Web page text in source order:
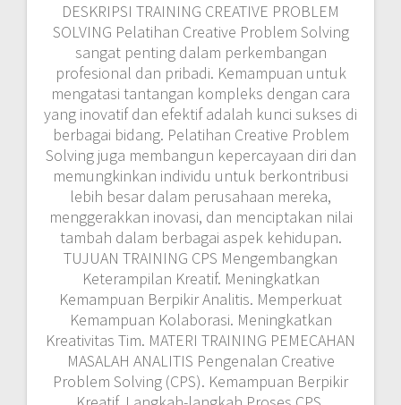
DESKRIPSI TRAINING CREATIVE PROBLEM
SOLVING Pelatihan Creative Problem Solving
sangat penting dalam perkembangan
profesional dan pribadi. Kemampuan untuk
mengatasi tantangan kompleks dengan cara
yang inovatif dan efektif adalah kunci sukses di
berbagai bidang. Pelatihan Creative Problem
Solving juga membangun kepercayaan diri dan
memungkinkan individu untuk berkontribusi
lebih besar dalam perusahaan mereka,
menggerakkan inovasi, dan menciptakan nilai
tambah dalam berbagai aspek kehidupan.
TUJUAN TRAINING CPS Mengembangkan
Keterampilan Kreatif. Meningkatkan
Kemampuan Berpikir Analitis. Memperkuat
Kemampuan Kolaborasi. Meningkatkan
Kreativitas Tim. MATERI TRAINING PEMECAHAN
MASALAH ANALITIS Pengenalan Creative
Problem Solving (CPS). Kemampuan Berpikir